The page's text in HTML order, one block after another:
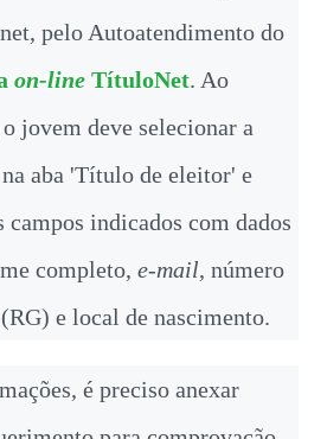
pelo Autoatendimento do
on-line TítuloNet. Ao
jovem deve selecionar a
aba 'Título de eleitor' e
campos indicados com dados
completo, e-mail, número
e local de nascimento.
é preciso anexar